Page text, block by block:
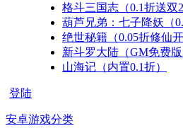
格斗三国志（0.1折送双
葫芦兄弟：七子降妖（
绝世秘籍（0.05折修仙开
新斗罗大陆（GM免费版
山海记（内置0.1折）
登陆
安卓游戏分类